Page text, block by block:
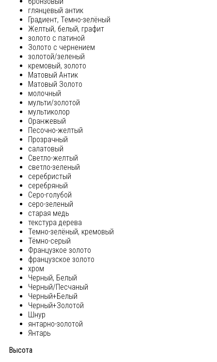
глянцевый антик
Градиент, Темно-зелёный
Желтый, белый, графит
золото с патиной
Золото с чернением
золотой/зеленый
кремовый, золото
Матовый Антик
Матовый Золото
молочный
мульти/золотой
мультиколор
Оранжевый
Песочно-желтый
Прозрачный
салатовый
Светло-желтый
светло-зеленый
серебристый
серебряный
Серо-голубой
серо-зеленый
старая медь
текстура дерева
Темно-зелёный, кремовый
Тёмно-серый
Французкое золото
французское золото
хром
Черный, Белый
Черный/Песчаный
Черный+Белый
Черный+Золотой
Шнур
янтарно-золотой
Янтарь
Высота